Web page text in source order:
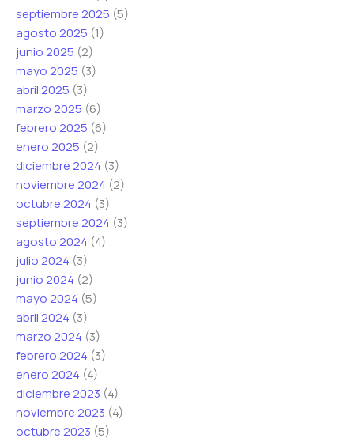
r
r
e
o
n
i
c
o
e
l
e
c
t
r
ó
n
i
c
o
i
c
o
*
septiembre 2025 (5)
agosto 2025 (1)
junio 2025 (2)
mayo 2025 (3)
abril 2025 (3)
marzo 2025 (6)
febrero 2025 (6)
enero 2025 (2)
diciembre 2024 (3)
noviembre 2024 (2)
octubre 2024 (3)
septiembre 2024 (3)
agosto 2024 (4)
julio 2024 (3)
junio 2024 (2)
mayo 2024 (5)
abril 2024 (3)
marzo 2024 (3)
febrero 2024 (3)
enero 2024 (4)
diciembre 2023 (4)
noviembre 2023 (4)
octubre 2023 (5)